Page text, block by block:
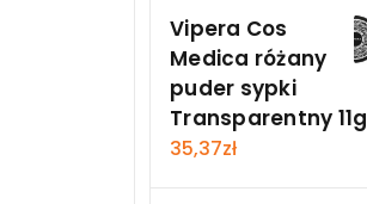
Vipera Cos
Medica różany
puder sypki
Transparentny 11g
35,37zł